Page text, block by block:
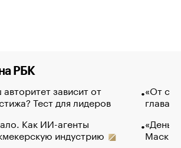
РБК
зависит от
Тест для лидеров
Как ИИ-агенты
индустрию
«От
глава
Маск в